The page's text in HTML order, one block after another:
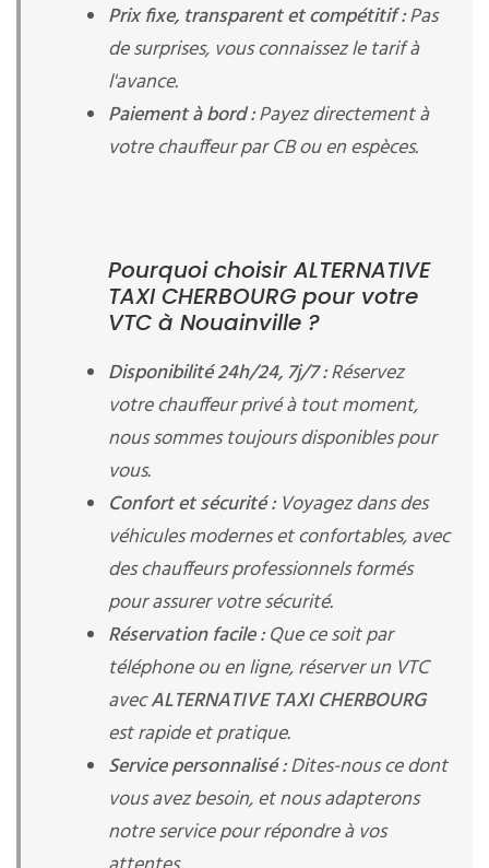
Prix fixe, transparent et compétitif :Pas
de surprises, vous connaissez le tarif à
l'avance.
Paiement à bord :Payez directement à
votre chauffeur par CB ou en espèces.
Pourquoi choisir ALTERNATIVE
TAXI CHERBOURG pour votre
VTC à Nouainville ?
Disponibilité 24h/24, 7j/7 :Réservez
votre chauffeur privé à tout moment,
nous sommes toujours disponibles pour
vous.
Confort et sécurité :Voyagez dans des
véhicules modernes et confortables, avec
des chauffeurs professionnels formés
pour assurer votre sécurité.
Réservation facile :Que ce soit par
téléphone ou en ligne, réserver un VTC
avecALTERNATIVE TAXI CHERBOURG
est rapide et pratique.
Service personnalisé :Dites-nous ce dont
vous avez besoin, et nous adapterons
notre service pour répondre à vos